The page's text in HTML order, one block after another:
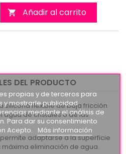
 Añadir al carrito
DEL PRODUCTO
silicona flexible de baja fricción
agua de cristales o de las
permite adaptarse a la superficie
eliminación de agua.
propias y de terceros para
y mostrarle publicidad
mediante el análisis de
Para dar su consentimiento
Acepto.
Más información